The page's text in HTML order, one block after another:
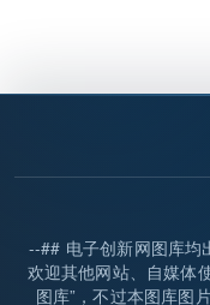
--## 电子创新网图库均
欢迎其他网站、自媒体
图库”，不过本图库图